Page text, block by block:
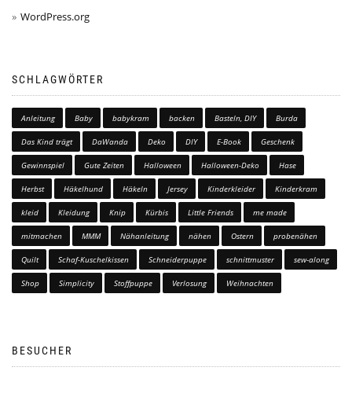
WordPress.org
SCHLAGWÖRTER
Anleitung Baby babykram backen Basteln, DIY Burda
Das Kind trägt DaWanda Deko DIY E-Book Geschenk
Gewinnspiel Gute Zeiten Halloween Halloween-Deko Hase
Herbst Häkelhund Häkeln Jersey Kinderkleider Kinderkram
kleid Kleidung Knip Kürbis Little Friends me made
mitmachen MMM Nähanleitung nähen Ostern probenähen
Quilt Schaf-Kuschelkissen Schneiderpuppe schnittmuster sew-along
Shop Simplicity Stoffpuppe Verlosung Weihnachten
BESUCHER